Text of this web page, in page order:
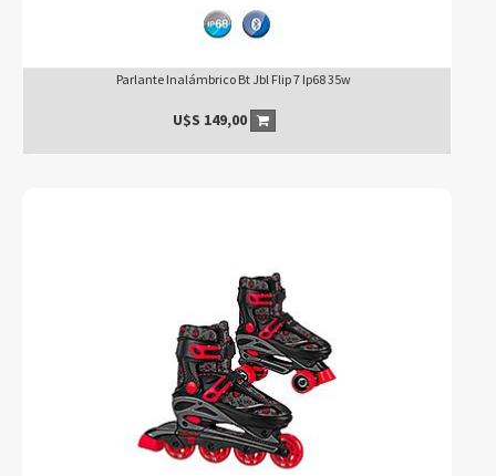
Parlante Inalámbrico Bt Jbl Flip 7 Ip68 35w
U$S 149,00